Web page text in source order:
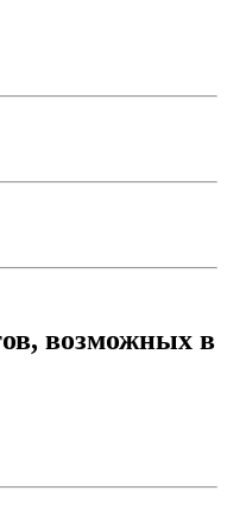
возможных в